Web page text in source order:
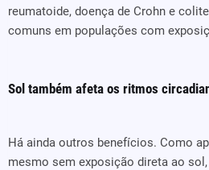
reumatoide, doença de Crohn e
comuns em populações com
Sol também afeta os ritmos
Há ainda outros benefícios. Como
mesmo sem exposição direta ao